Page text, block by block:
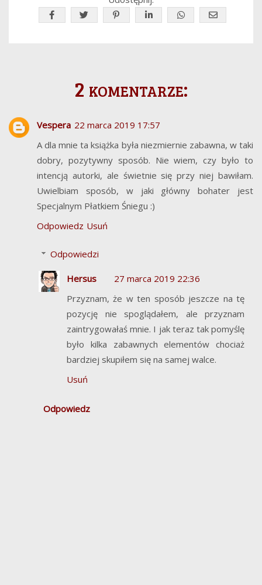
2 komentarze:
Vespera 22 marca 2019 17:57
A dla mnie ta książka była niezmiernie zabawna, w taki
dobry, pozytywny sposób. Nie wiem, czy było to
intencją autorki, ale świetnie się przy niej bawiłam.
Uwielbiam sposób, w jaki główny bohater jest
Specjalnym Płatkiem Śniegu :)
Odpowiedz Usuń
Odpowiedzi
Hersus
27 marca 2019 22:36
Przyznam, że w ten sposób jeszcze na tę
pozycję nie spoglądałem, ale przyznam
zaintrygowałaś mnie. I jak teraz tak pomyślę
było kilka zabawnych elementów chociaż
bardziej skupiłem się na samej walce.
Usuń
Odpowiedz